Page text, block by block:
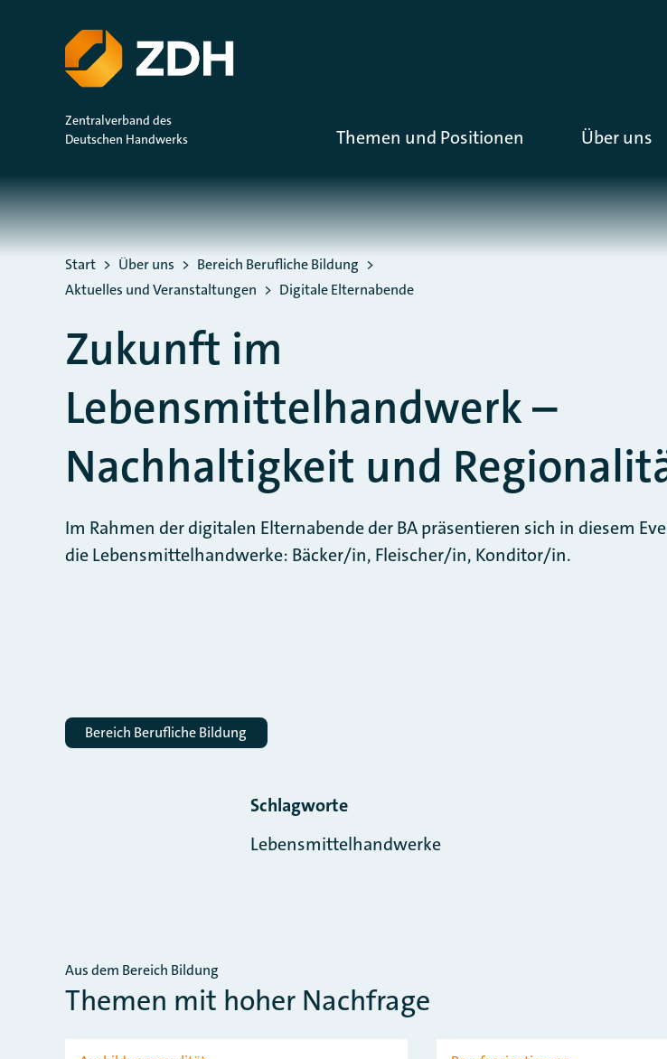
ZUM HAUPTINHALT SPRINGEN
Zentralverband des
Deutschen Handwerks
Themen und Positionen Über uns
Sie befinden sich hier:
Start Über uns
Bereich Berufliche Bildung
Aktuelles und Veranstaltungen
Digitale Elternabende
Zukunft im
Lebensmittelhandwerk –
Nachhaltigkeit und
Im Rahmen der digitalen Elternabende der BA präsentieren sich in diesem
die Lebensmittelhandwerke: Bäcker/in, Fleischer/in, Konditor/in.
Bereich Berufliche Bildung
Schlagworte
Lebensmittelhandwerke
Aus dem Bereich Bildung
Themen mit hoher Nachfrage